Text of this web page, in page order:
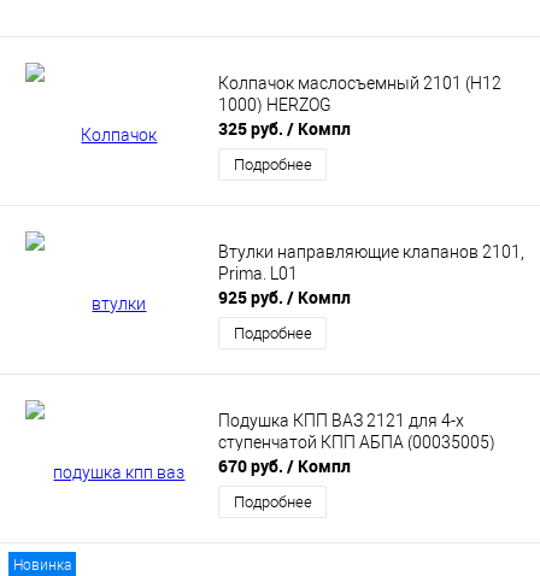
Колпачок маслосъемный 2101 (H12
1000) HERZOG
325 руб. / Компл
Подробнее
Втулки направляющие клапанов 2101,
Prima. L01
925 руб. / Компл
Подробнее
Подушка КПП ВАЗ 2121 для 4-х
ступенчатой КПП АБПА (00035005)
670 руб. / Компл
Подробнее
Новинка